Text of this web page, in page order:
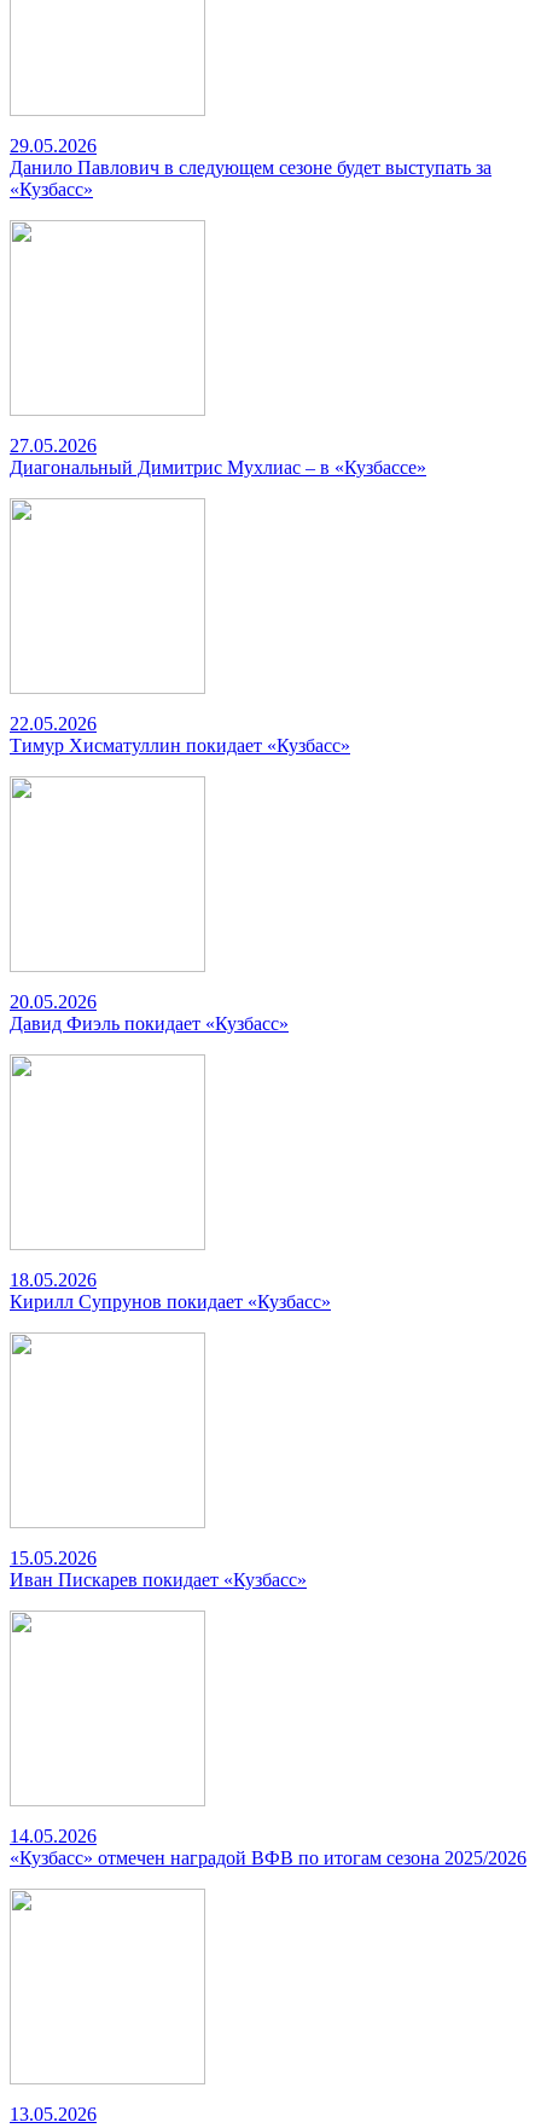
29.05.2026
Данило Павлович в следующем сезоне будет выступать за
«Кузбасс»
27.05.2026
Диагональный Димитрис Мухлиас – в «Кузбассе»
22.05.2026
Тимур Хисматуллин покидает «Кузбасс»
20.05.2026
Давид Фиэль покидает «Кузбасс»
18.05.2026
Кирилл Супрунов покидает «Кузбасс»
15.05.2026
Иван Пискарев покидает «Кузбасс»
14.05.2026
«Кузбасс» отмечен наградой ВФВ по итогам сезона 2025/2026
13.05.2026